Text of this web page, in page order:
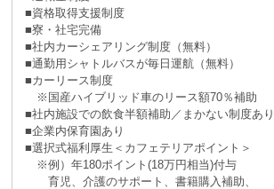
■資格取得支援制度
■寮・社宅完備
■社内カーシェアリング制度（無料）
■通勤用シャトルバスが毎日運航（無料）
■カーリース制度
※国産ハイブリッド車のリース額70％補助
■社内施設での飲食半額補助／まかない制度あり
■企業内保育園あり
■選択式福利厚生＜カフェテリアポイント＞
※例）年180ポイント(18万円相当)付与
育児、介護のサポート、書籍購入補助、